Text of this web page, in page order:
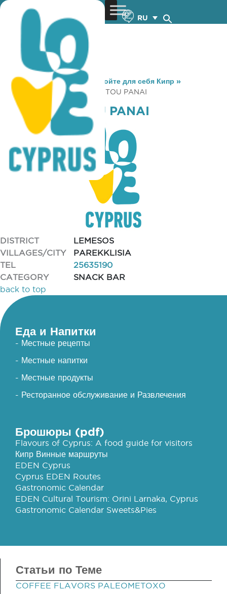
RU
You are here: Home »Откройте для себя Кипр »
Gastronomy
» TO SPECIAL TOU PANAI
TO SPECIAL TOU PANAI
DISTRICT
LEMESOS
VILLAGES/CITY
PAREKKLISIA
TEL
25635190
CATEGORY
SNACK BAR
back to top
Еда и Напитки
- Местные рецепты
- Местные напитки
- Местные продукты
- Ресторанное обслуживание и Развлечения
Брошюры (pdf)
Flavours of Cyprus: A food guide for visitors
Кипр Винные маршруты
EDEN Cyprus
Cyprus EDEN Routes
Gastronomic Calendar
EDEN Cultural Tourism: Orini Larnaka, Cyprus
Gastronomic Calendar Sweets&Pies
Статьи по Теме
COFFEE FLAVORS PALEOMETOXO